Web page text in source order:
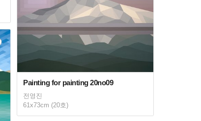
Painting for painting 20no09
전영진
61x73cm (20호)